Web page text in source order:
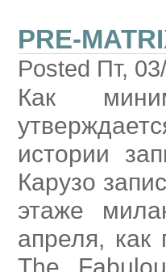
PRE-
Posted Пт,
Как
истории
Карузо
этаже
апреля, как